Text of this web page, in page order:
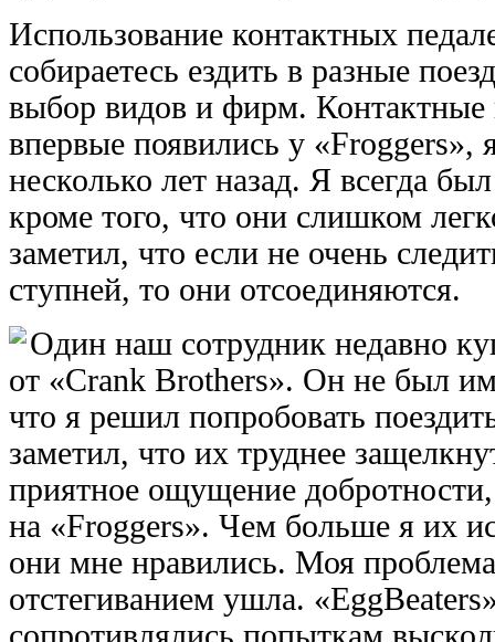
Использование контактных
собираетесь ездить в разные
выбор видов и фирм. Контактные
впервые появились у «Froggers»,
несколько лет назад. Я всегда
кроме того, что они слишком
заметил, что если не очень
ступней, то они отсоединяются.
Один наш сотрудник недавно
от «Crank Brothers». Он не был
что я решил попробовать
заметил, что их труднее
приятное ощущение добротности,
на «Froggers». Чем больше я их
они мне нравились. Моя
отстегиванием ушла.